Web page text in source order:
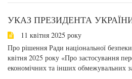
УКАЗ ПРЕЗИДЕНТА
11 квітня 2025 року
Про рішення Ради національної
квітня 2025 року «Про застосування
економічних та інших обмежувальних